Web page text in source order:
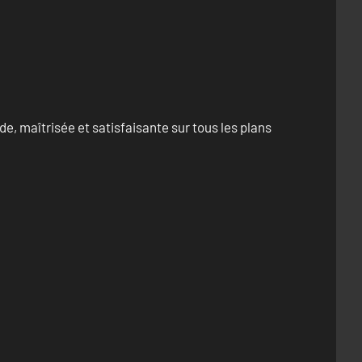
maîtrisée et satisfaisante sur tous les plans